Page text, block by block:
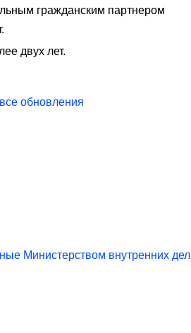
гражданским партнером
двух лет.
обновления
Министерством внутренних дел